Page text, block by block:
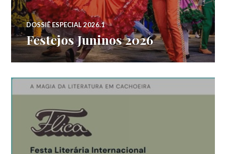
DOSSIÊ ESPECIAL 2026.1
Festejos Juninos 2026